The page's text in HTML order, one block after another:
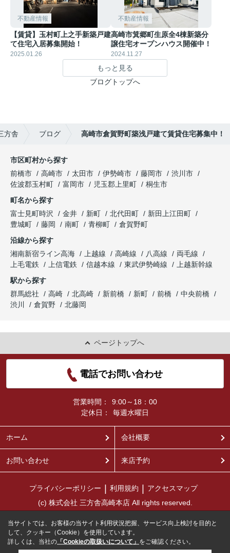
不動産情報
【賃貸】玉村町上之手新築戸建
て住宅入居募集開始！
2025.01.26
不動産情報
高崎市箕郷町生原全4棟新築分
譲住宅オープンハウス開催中！
2024.11.27
もっと見る
ブログトップへ
方舎 ブログ 高崎市倉賀野町築浅戸建て賃貸住宅募集中！
市区町村から探す
前橋市
高崎市 太田市 伊勢崎市 藤岡市
渋川市
佐波郡玉村町
富岡市 児玉郡上里町
桐生市
町名から探す
富士見町時沢
金井 新町 北代田町
新田上江田町
豊城町
藤岡 南町 青柳町
倉賀野町
沿線から探す
湘南新宿ライン高海
上越線 高崎線 八高線
両毛線
上毛電鉄
上信電鉄 信越本線 東武伊勢崎線
上越新幹線
駅から探す
群馬総社
高崎 北高崎 新前橋 新町 前橋
中央前橋
渋川
倉賀野 北藤岡
ページトップへ
電話でお問い合わせ
営業時間：
9:00～18：00
定休日：
毎週水曜日
ホーム 会社概要
お問い合わせ 来店予約
プライバシーポリシー 利用規約
アクセスマップ
(c) 株式会社 三方舎高崎本店 All rights reserved.
当サイトでは、お客様の当サイト利用状況把握、サービス向上検討を目的と
して、クッキー（Cookie）を使用しています。
詳しくは、当社の 「Cookieの取扱いについて」 をご確認ください。